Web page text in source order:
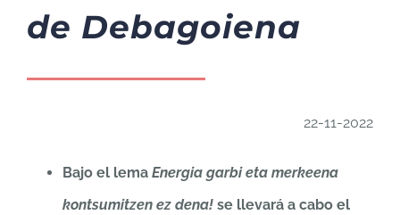
de Debagoiena
22-11-2022
Bajo el lemaEnergia garbi eta merkeena
kontsumitzen ez dena! se llevará a cabo el